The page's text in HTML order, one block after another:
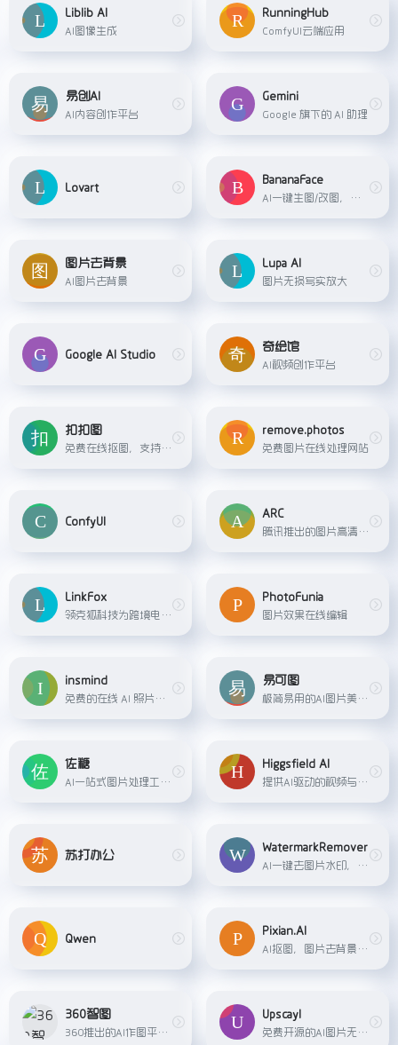
Liblib AI
AI图像生成
RunningHub
ComfyUI云端应用
易创AI
AI内容创作平台
Gemini
Google 旗下的 AI 助理
Lovart
BananaFace
AI一键生图/改图，给予 Banana AI 开发
图片去背景
AI图片去背景
Lupa AI
图片无损写实放大
Google AI Studio
奇绘馆
AI视频创作平台
扣扣图
免费在线抠图，支持一键批量抠图
remove.photos
免费图片在线处理网站
ConfyUI
ARC
腾讯推出的图片高清修复、抠图、动漫增强工具。
LinkFox
领克狐科技为跨境电商卖家提供的一站式AI解决方案，包括AI模特、AI穿衣、AI做图、AI创意等多种工具，帮助卖家降低商拍成本。
PhotoFunia
图片效果在线编辑
insmind
免费的在线 AI 照片编辑工具，支持AI一键生成商品背景、AI替换模特、AI广告图、AI扩图、在线制作商品透明图以及发丝级人像抠图等功能，帮助商家轻松高效地生成工作室级别的商品图片，全面满足商家的图像处理和设计需求。
易可图
极简易用的AI图片美化及海报在线设计平台，提供AI商品图、AI模特、AI文案、智能抠图、图片压缩等，每日更新，轻松搞定设计！
佐糖
AI一站式图片处理工具，支持抠图、去水印、高清放大等多个功能
Higgsfield AI
提供AI驱动的视频与图像生成服务的平台，具备无限生成、丰富预设（含专业级视频生成、视觉特效、相机控制等）及多场景（病毒式内容、动作画面、商业广告等）创作功能，可一键生成可分享内容。
苏打办公
WatermarkRemover
AI一键去图片水印，支持png，jpeg，jpg，webp等多种格式图片
Qwen
Pixian.AI
AI抠图，图片去背景，支持一件批量去除png，jpeg，jpg，webp等多种格式图片背景
360智图
360推出的AI作图平台，提供智能抠图、智能消除、智能放大、智能配图等功能
Upscayl
免费开源的AI图片无损放大工具，支持客户端下载